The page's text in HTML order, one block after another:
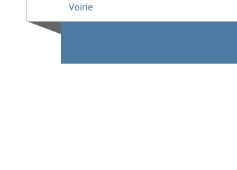
Voirie